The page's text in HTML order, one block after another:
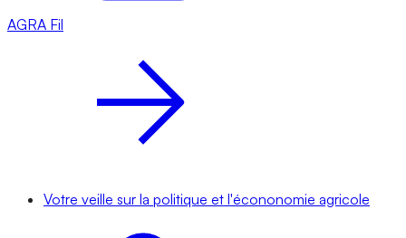
AGRA Fil
Votre veille sur la politique et l'écononomie agricole